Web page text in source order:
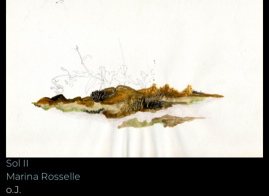
Sol II
Marina Rosselle
o.J.